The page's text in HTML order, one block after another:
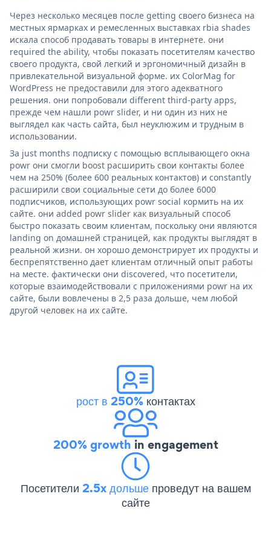
Через несколько месяцев после getting своего бизнеса на
местных ярмарках и ремесленных выставках rbia shades
искала способ продавать товары в интернете. они
required the ability, чтобы показать посетителям качество
своего продукта, свой легкий и эргономичный дизайн в
привлекательной визуальной форме. их ColorMag for
WordPress не предоставили для этого адекватного
решения. они попробовали different third-party apps,
прежде чем нашли powr slider, и ни один из них не
выглядел как часть сайта, был неуклюжим и трудным в
использовании.
За just months подписку с помощью всплывающего окна
powr они смогли boost расширить свои контакты более
чем на 250% (более 600 реальных контактов) и constantly
расширили свои социальные сети до более 6000
подписчиков, использующих powr social кормить на их
сайте. они added powr slider как визуальный способ
быстро показать своим клиентам, поскольку они являются
landing on домашней страницей, как продукты выглядят в
реальной жизни. он хорошо демонстрирует их продукты и
беспрепятственно дает клиентам отличный опыт работы
на месте. фактически они discovered, что посетители,
которые взаимодействовали с приложениями powr на их
сайте, были вовлечены в 2,5 раза дольше, чем любой
другой человек на их сайте.
рост в 250%контактах
200% growth in engagement
Посетители 2.5x дольше проведут на вашем
сайте